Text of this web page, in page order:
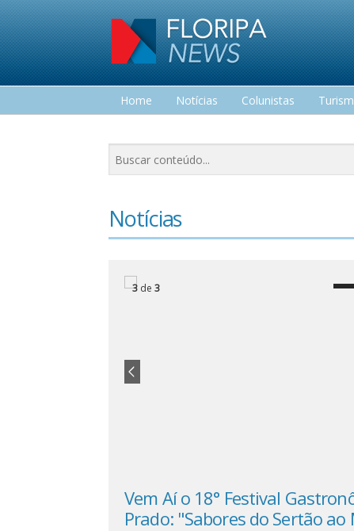
Home Notícias Colunistas
Notícias
Vem Aí o 18° Festival
Prado: "Sabores do Sertão ao
3 de3